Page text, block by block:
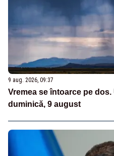
9 aug. 2026, 09:37
Vremea se întoarce pe
duminică, 9 august